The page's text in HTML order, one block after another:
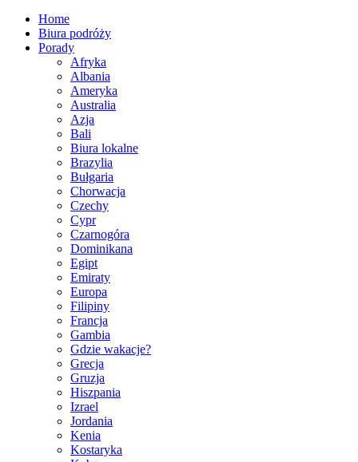
Home
Biura podróży
Porady
Afryka
Albania
Ameryka
Australia
Azja
Bali
Biura lokalne
Brazylia
Bułgaria
Chorwacja
Czechy
Cypr
Czarnogóra
Dominikana
Egipt
Emiraty
Europa
Filipiny
Francja
Gambia
Gdzie wakacje?
Grecja
Gruzja
Hiszpania
Izrael
Jordania
Kenia
Kostaryka